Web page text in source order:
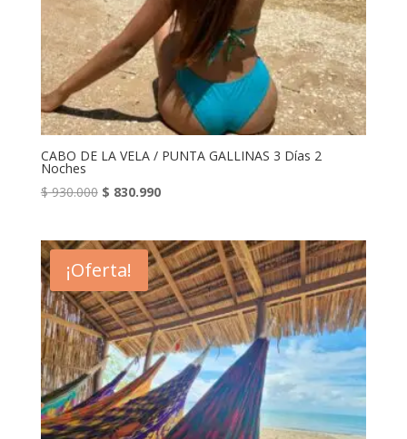
CABO DE LA VELA / PUNTA GALLINAS 3 Días 2
Noches
$930.000 El
era:
$ 930.000.
$ 830.990El
es:
$ 830.990.
¡Oferta!